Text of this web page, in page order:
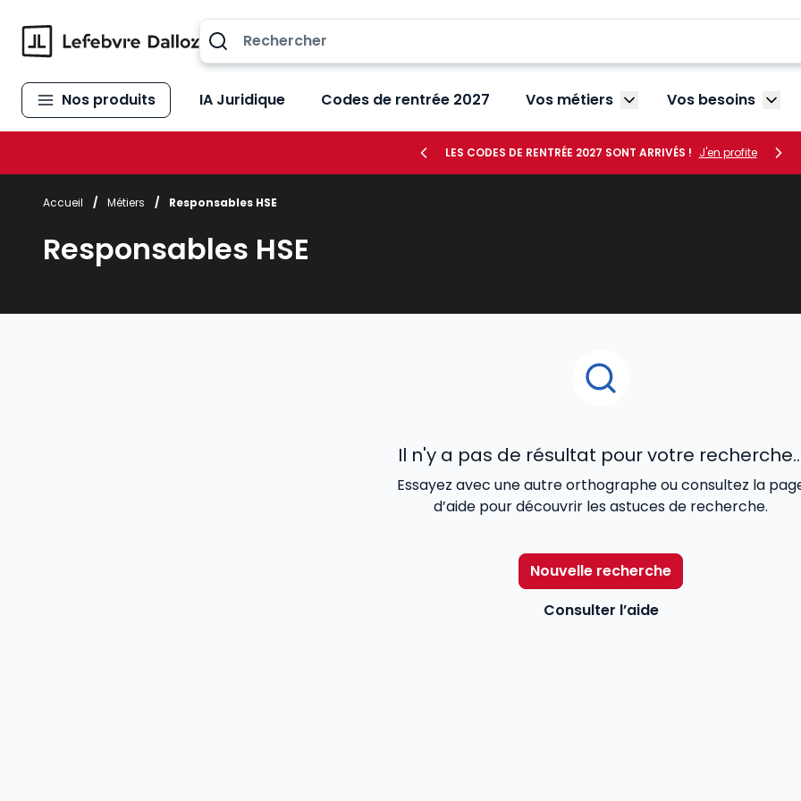
Nos produits IA Juridique Codes de rentrée 2027 Vos métiers Afficher le sous-menu
Vos besoins
LES CODES DE RENTRÉE 2027 SONT ARRIVÉS ! J'en profite
Accueil / Métiers / Responsables HSE
Responsables HSE
Il n'y a pas de résultat pour votre
Essayez avec une autre orthographe ou consultez la
d’aide pour découvrir les astuces de recherche.
Nouvelle recherche
Consulter l’aide